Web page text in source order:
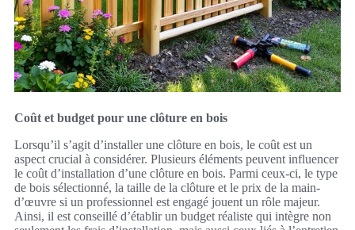
Coût et budget pour une clôture en bois
Lorsqu’il s’agit d’installer une clôture en bois, le coût est un
aspect crucial à considérer. Plusieurs éléments peuvent influencer
le coût d’installation d’une clôture en bois. Parmi ceux-ci, le type
de bois sélectionné, la taille de la clôture et le prix de la main-
d’œuvre si un professionnel est engagé jouent un rôle majeur.
Ainsi, il est conseillé d’établir un budget réaliste qui intègre non